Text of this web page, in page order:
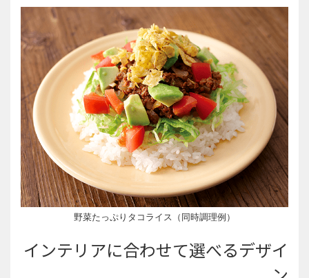
野菜たっぷりタコライス（同時調理例）
インテリアに合わせて選べるデザイ